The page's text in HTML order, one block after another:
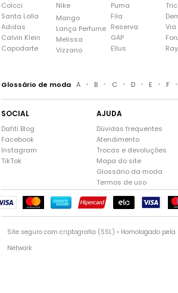
Colcci
Santa Lolla
Adidas
Calvin Klein
Capodarte
Nike
Mango
Lança Perfume
Melissa
Vizzano
Puma
Fila
Reserva
GAP
Ellus
Via
Glossário de moda A • B • C • D • E • F •
SOCIAL
Dafiti Blog
Facebook
Instagram
TikTok
AJUDA
Dúvidas frequentes
Atendimento
Trocas e devoluções
Mapa do site
Glossário da moda
Termos de uso
Site seguro com criptografia (SSL) • Homologado pela
Network